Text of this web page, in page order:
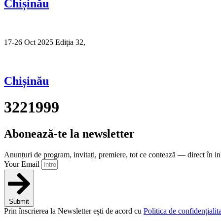
Chișinău
17-26 Oct 2025 Ediția 32,
Chișinău
3221999
Abonează-te la newsletter
Anunțuri de program, invitați, premiere, tot ce contează — direct în
Your Email
Submit
Prin înscrierea la Newsletter ești de acord cu Politica de